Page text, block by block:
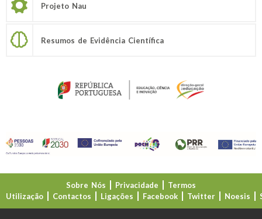
Projeto Nau
Resumos de Evidência Científica
Sobre Nós Privacidade
Termos
Utilização
Contactos Ligações Facebook Twitter Noesis